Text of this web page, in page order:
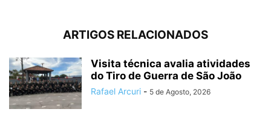
ARTIGOS RELACIONADOS
Visita técnica avalia atividades
do Tiro de Guerra de São João
Rafael Arcuri - 5 de Agosto, 2026